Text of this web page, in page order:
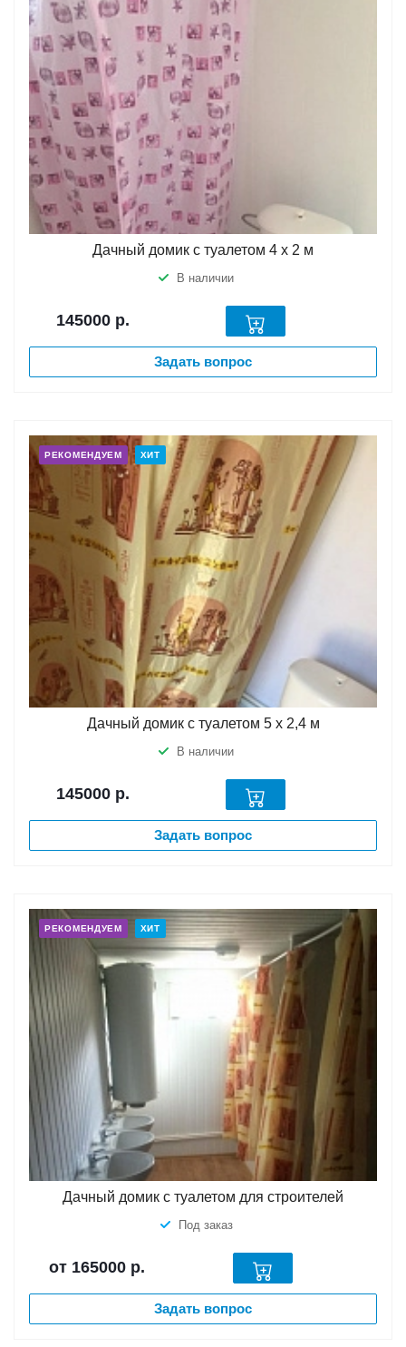
Дачный домик с туалетом 4 х 2 м
В наличии
145000 р.
Задать вопрос
РЕКОМЕНДУЕМ ХИТ
Дачный домик с туалетом 5 х 2,4 м
В наличии
145000 р.
Задать вопрос
РЕКОМЕНДУЕМ ХИТ
Дачный домик с туалетом для строителей
Под заказ
от 165000 р.
Задать вопрос